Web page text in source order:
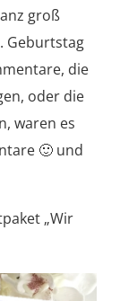
groß
Geburtstag
die
oder die
waren es
🙂 und
„Wir